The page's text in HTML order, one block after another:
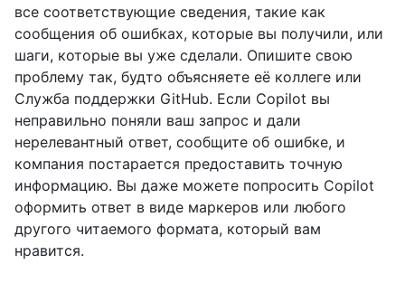
все соответствующие сведения, такие как
сообщения об ошибках, которые вы получили, или
шаги, которые вы уже сделали. Опишите свою
проблему так, будто объясняете её коллеге или
Служба поддержки GitHub. Если Copilot вы
неправильно поняли ваш запрос и дали
нерелевантный ответ, сообщите об ошибке, и
компания постарается предоставить точную
информацию. Вы даже можете попросить Copilot
оформить ответ в виде маркеров или любого
другого читаемого формата, который вам
нравится.